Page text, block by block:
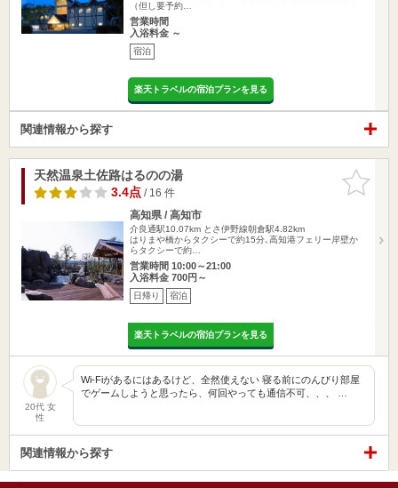
（但し要予約…
営業時間
入浴料金 ～
宿泊
楽天トラベルの宿泊プランを見る
関連情報から探す
お気に入
りに追加
天然温泉土佐路はるのの湯
3.4点/ 16 件
高知県 / 高知市
介良通駅10.07km とさ伊野線朝倉駅4.82km
はりまや橋からタクシーで約15分､高知港フェリー岸壁か
らタクシーで約…
営業時間 10:00～21:00
入浴料金 700円～
日帰り 宿泊
楽天トラベルの宿泊プランを見る
20代 女
性
Wi-Fiがあるにはあるけど、全然使えない 寝る前にのんびり部屋
でゲームしようと思ったら、何回やっても通信不可、、、 …
関連情報から探す